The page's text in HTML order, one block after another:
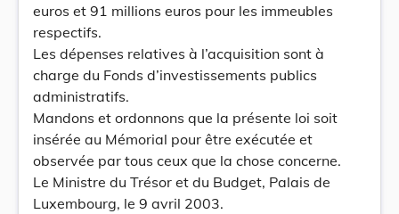
euros et 91 millions euros pour les immeubles
respectifs.
Les dépenses relatives à l’acquisition sont à
charge du Fonds d’investissements publics
administratifs.
Mandons et ordonnons que la présente loi soit
insérée au Mémorial pour être exécutée et
observée par tous ceux que la chose concerne.
Le Ministre du Trésor et du Budget, Palais de
Luxembourg, le 9 avril 2003.